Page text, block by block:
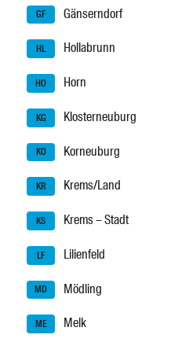
GF Gänserndorf
HL Hollabrunn
HO Horn
KG Klosterneuburg
KO Korneuburg
KR Krems/Land
KS Krems – Stadt
LF Lilienfeld
MD Mödling
ME Melk